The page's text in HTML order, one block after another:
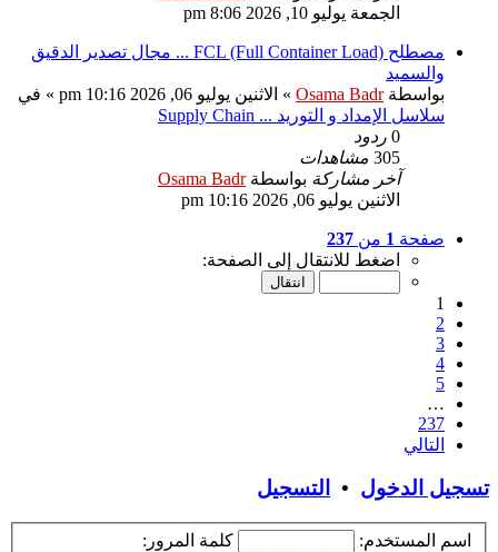
الجمعة يوليو 10, 2026 8:06 pm
مصطلح FCL (Full Container Load) ... مجال تصدير الدقيق
والسميد
بواسطةOsama Badr » الاثنين يوليو 06, 2026 10:16 pm » في
سلاسل الإمداد و التوريد ... Supply Chain
0 ردود
305 مشاهدات
آخر مشاركة بواسطةOsama Badr
الاثنين يوليو 06, 2026 10:16 pm
صفحة 1 من 237
اضغط للانتقال إلى الصفحة:
1
2
3
4
5
…
237
التالي
تسجيل الدخول • التسجيل
اسم المستخدم:
كلمة المرور: